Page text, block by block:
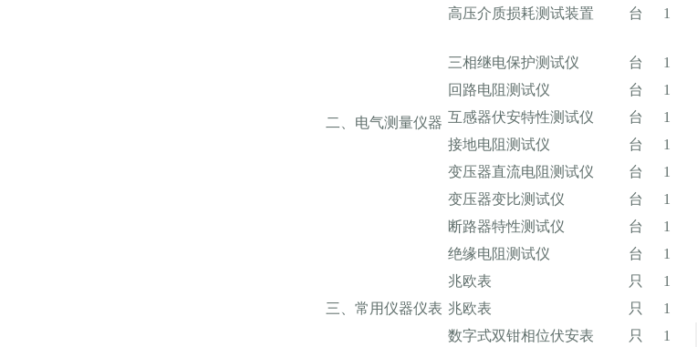
二、电气测量仪器
高压介质损耗测试装置 台 1
三相继电保护测试仪 台 1
回路电阻测试仪
台 1
互感器伏安特性测试仪
台 1
接地电阻测试仪
台 1
变压器直流电阻测试仪
台 1
变压器变比测试仪
台 1
断路器特性测试仪
台 1
绝缘电阻测试仪
台 1
三、常用仪器仪表
兆欧表 只 1
兆欧表
只 1
数字式双钳相位伏安表
只 1